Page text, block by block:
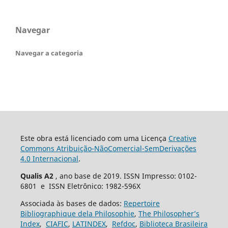
Navegar
Navegar a categoria
Este obra está licenciado com uma Licença Creative
Commons Atribuição-NãoComercial-SemDerivações
4.0 Internacional.
Qualis A2 , ano base de 2019. ISSN Impresso: 0102-
6801 e ISSN Eletrônico: 1982-596X
Associada às bases de dados: Repertoire
Bibliographique dela Philosophie, The Philosopher’s
Index, CIAFIC, LATINDEX, Refdoc, Biblioteca Brasileira